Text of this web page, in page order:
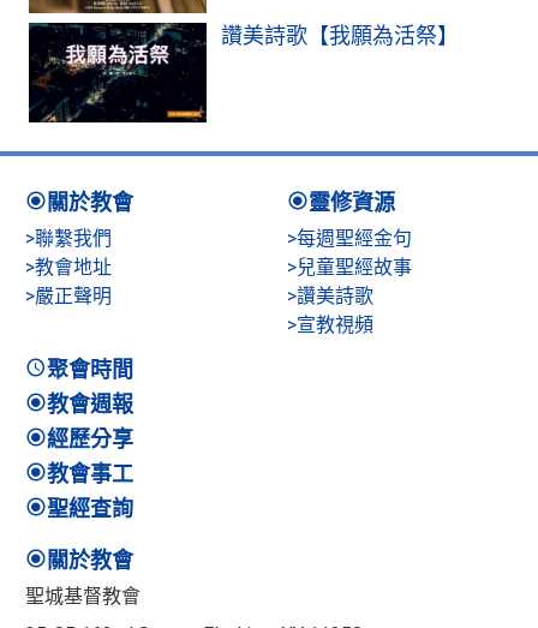
讚美詩歌【我願為活祭】
關於教會
>聯繫我們
>教會地址
>嚴正聲明
靈修資源
>每週聖經金句
>兒童聖經故事
>讚美詩歌
>宣教視頻
聚會時間
教會週報
經歷分享
教會事工
聖經查詢
關於教會
聖城基督教會